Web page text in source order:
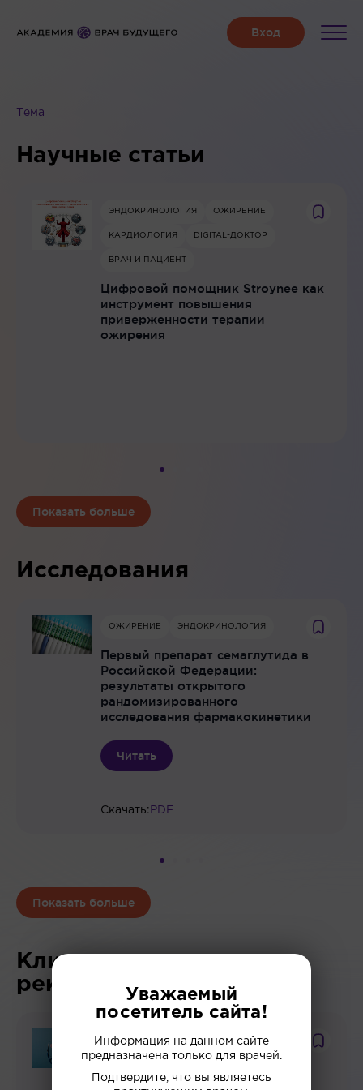
Тема
Научные статьи
ЭНДОКРИНОЛОГИЯ ОЖИРЕНИЕ
КАРДИОЛОГИЯ DIGITAL-ДОКТОР
ВРАЧ И ПАЦИЕНТ
Цифровой помощник Stroynee как
инструмент повышения
приверженности терапии
ожирения
Показать больше
Исследования
ОЖИРЕНИЕ ЭНДОКРИНОЛОГИЯ
Первый препарат семаглутида в
Российской Федерации:
результаты открытого
рандомизированного
исследования фармакокинетики
Читать
Скачать: PDF
Показать больше
Клинические
рекомендации
ГИНЕКОЛОГИЯ
Уважаемый
посетитель сайта!
Информация на данном сайте
предназначена только для врачей.
Подтвердите, что вы являетесь